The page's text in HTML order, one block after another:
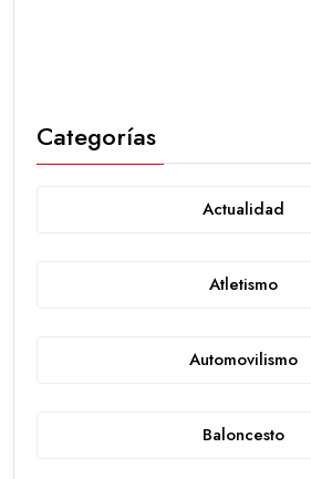
Categorías
Actualidad
Atletismo
Automovilismo
Baloncesto